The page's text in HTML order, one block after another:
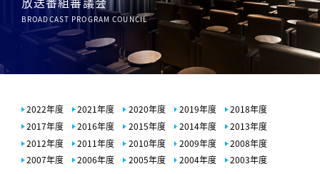
BROADCAST PROGRAM COUNCIL
2022年度 2021年度 2020年度 2019年度
2018年度
2017年度
2016年度 2015年度 2014年度
2013年度
2012年度
2011年度 2010年度 2009年度
2008年度
2007年度
2006年度 2005年度 2004年度 2003年度